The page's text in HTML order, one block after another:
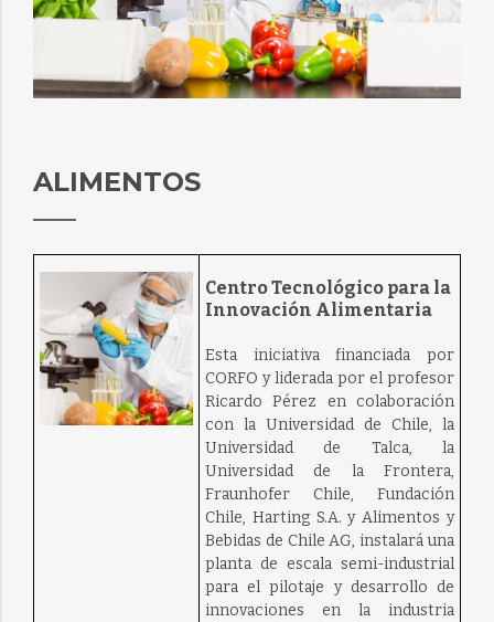
ALIMENTOS
Centro Tecnológico para la
Innovación Alimentaria
Esta iniciativa financiada por
CORFO y liderada por el profesor
Ricardo Pérez en colaboración
con la Universidad de Chile, la
Universidad de Talca, la
Universidad de la Frontera,
Fraunhofer Chile, Fundación
Chile, Harting S.A. y Alimentos y
Bebidas de Chile AG, instalará una
planta de escala semi-industrial
para el pilotaje y desarrollo de
innovaciones en la industria